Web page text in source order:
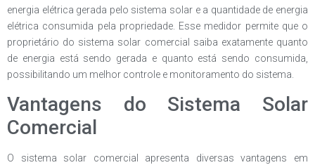
energia elétrica gerada pelo sistema solar e a quantidade de energia
elétrica consumida pela propriedade. Esse medidor permite que o
proprietário do sistema solar comercial saiba exatamente quanto
de energia está sendo gerada e quanto está sendo consumida,
possibilitando um melhor controle e monitoramento do sistema.
Vantagens do Sistema Solar
Comercial
O sistema solar comercial apresenta diversas vantagens em